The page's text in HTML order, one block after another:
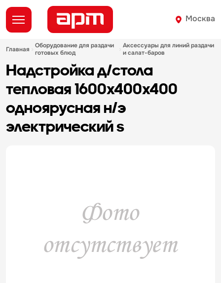
Москва
главная
оборудование для раздачи
готовых блюд
аксессуары для линий раздачи
и салат-баров
надстройка д/стола
тепловая 1600х400х400
одноярусная н/э
электрический s